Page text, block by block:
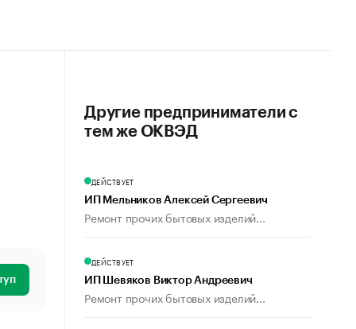
Другие предприниматели с
тем же ОКВЭД
ДЕЙСТВУЕТ
ИП Мельников Алексей Сергеевич
Ремонт прочих бытовых изделий...
ДЕЙСТВУЕТ
ИП Шевяков Виктор Андреевич
Ремонт прочих бытовых изделий...